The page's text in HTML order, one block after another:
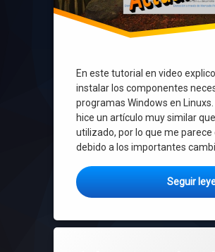
En este tutorial en video
instalar los componentes
programas Windows en
hice un artículo muy similar
utilizado, por lo que me
debido a los importantes
Seguir